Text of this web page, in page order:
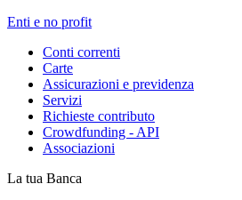
Enti e no profit
Conti correnti
Carte
Assicurazioni e previdenza
Servizi
Richieste contributo
Crowdfunding - API
Associazioni
La tua Banca